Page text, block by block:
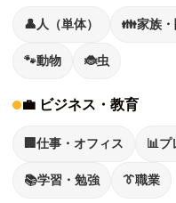
👤人（単体） 👪家族
🐾動物 🐞虫
💼 ビジネス・教育
🏢 仕事・オフィス 📊プ
📚学習・勉強 👔職業